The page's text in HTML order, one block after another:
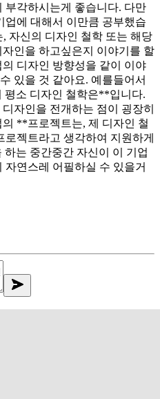
부각하시는게 좋습니다. 다만
업에 대해서 이만큼 공부했습
자신의 디자인 철학 또는 해당
인을 하고싶은지 이야기를 할
디자인 방향성을 같이 이야
있을 것 같아요. 예를들어서
평소 디자인 철학은**입니다.
자인을 전개하는 점이 굉장히
**프로젝트는, 제 디자인 철
로젝트라고 생각하여 지원하게
는 중간중간 자신이 이 기업
자연스레 어필하실 수 있을거